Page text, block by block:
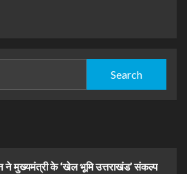
ने मुख्यमंत्री के ‘खेल भूमि उत्तराखंड’ संकल्प